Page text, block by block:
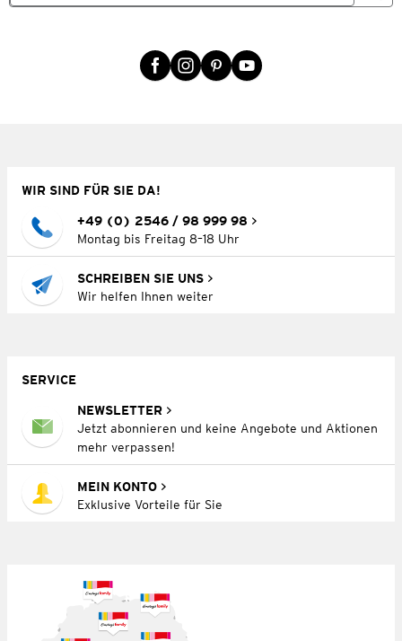
WIR SIND FÜR SIE DA!
+49 (0) 2546 / 98 999 98
Montag bis Freitag 8–18 Uhr
SCHREIBEN SIE UNS
Wir helfen Ihnen weiter
SERVICE
NEWSLETTER
Jetzt abonnieren und keine Angebote und Aktionen
mehr verpassen!
MEIN KONTO
Exklusive Vorteile für Sie